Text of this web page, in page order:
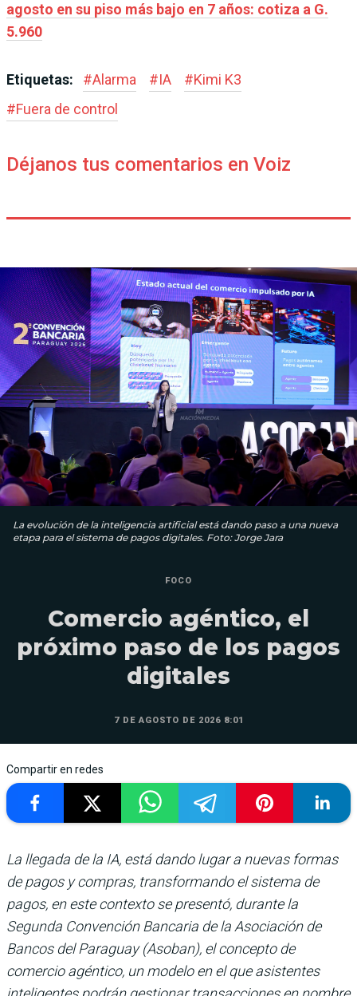
agosto en su piso más bajo en 7 años: cotiza a G.
5.960
Etiquetas: #Alarma #IA #Kimi K3
#Fuera de control
Déjanos tus comentarios en Voiz
La evolución de la inteligencia artificial está dando paso a una nueva
etapa para el sistema de pagos digitales. Foto: Jorge Jara
FOCO
Comercio agéntico, el
próximo paso de los pagos
digitales
7 DE AGOSTO DE 2026 8:01
Compartir en redes
La llegada de la IA, está dando lugar a nuevas formas
de pagos y compras, transformando el sistema de
pagos, en este contexto se presentó, durante la
Segunda Convención Bancaria de la Asociación de
Bancos del Paraguay (Asoban), el concepto de
comercio agéntico, un modelo en el que asistentes